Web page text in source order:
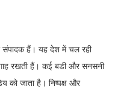
संपादक हैं। यह देश में चल रही
रखती हैं। कई बडी और सनसनी
को जाता है। निष्पक्ष और